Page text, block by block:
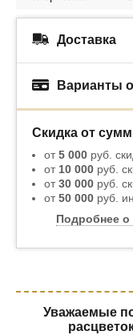
Доставка
Варианты
Скидка от
от5 000 руб.
от 10 000 руб.
от30 000 руб.
от50 000 руб.
Подробнее о
Уважаемые